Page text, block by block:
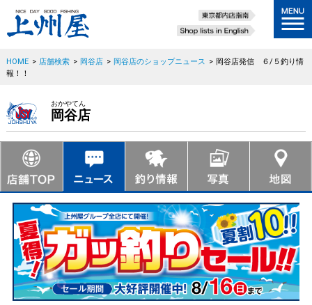
HOME > 店舗検索 > 岡谷店 > 岡谷店のショップニュース > 岡谷店発信 ６/５釣り情
報！！
おかやてん
岡谷店